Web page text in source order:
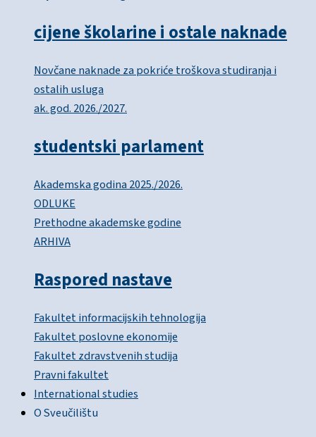
cijene školarine i ostale naknade
Novčane naknade za pokriće troškova studiranja i
ostalih usluga
ak. god. 2026./2027.
studentski parlament
Akademska godina 2025./2026.
ODLUKE
Prethodne akademske godine
ARHIVA
Raspored nastave
Fakultet informacijskih tehnologija
Fakultet poslovne ekonomije
Fakultet zdravstvenih studija
Pravni fakultet
International studies
O Sveučilištu